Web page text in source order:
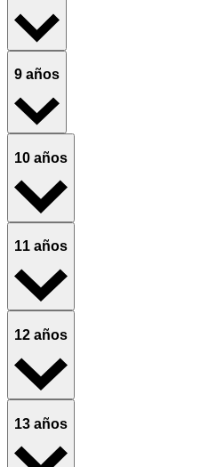
9 años
10 años
11 años
12 años
13 años